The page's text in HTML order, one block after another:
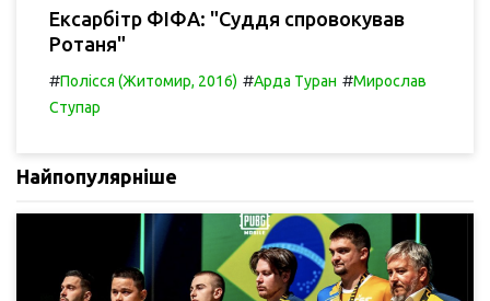
Ексарбітр ФІФА: "Суддя спровокував
Ротаня"
#Полісся (Житомир, 2016) #Арда Туран #Мирослав
Ступар
Найпопулярніше